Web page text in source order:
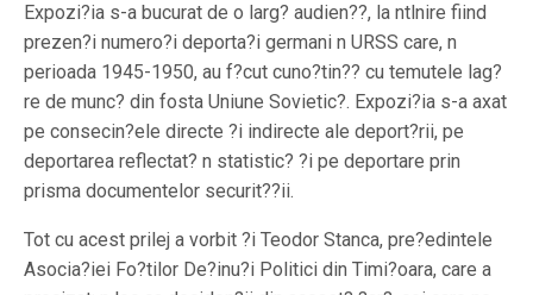
Expozi?ia s-a bucurat de o larg? audien??, la ntlnire fiind
prezen?i numero?i deporta?i germani n URSS care, n
perioada 1945-1950, au f?cut cuno?tin?? cu temutele lag?
re de munc? din fosta Uniune Sovietic?. Expozi?ia s-a axat
pe consecin?ele directe ?i indirecte ale deport?rii, pe
deportarea reflectat? n statistic? ?i pe deportare prin
prisma documentelor securit??ii.
Tot cu acest prilej a vorbit ?i Teodor Stanca, pre?edintele
Asocia?iei Fo?tilor De?inu?i Politici din Timi?oara, care a